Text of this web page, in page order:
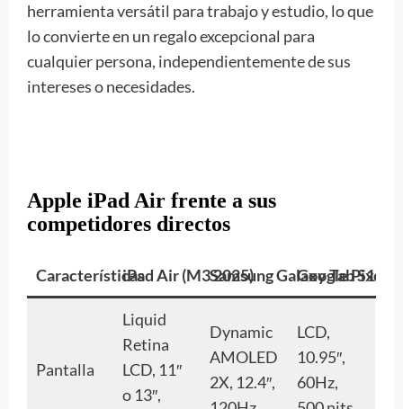
herramienta versátil para trabajo y estudio, lo que
lo convierte en un regalo excepcional para
cualquier persona, independientemente de sus
intereses o necesidades.
Apple iPad Air frente a sus
competidores directos
CaracterísticasiPad Air (M3 2025)Samsung Galaxy Tab S10+
Google Pixel
Pantalla
Liquid
Retina
LCD, 11″
o 13″,
Dynamic
AMOLED
2X, 12.4″,
LCD,
10.95″,
60Hz,